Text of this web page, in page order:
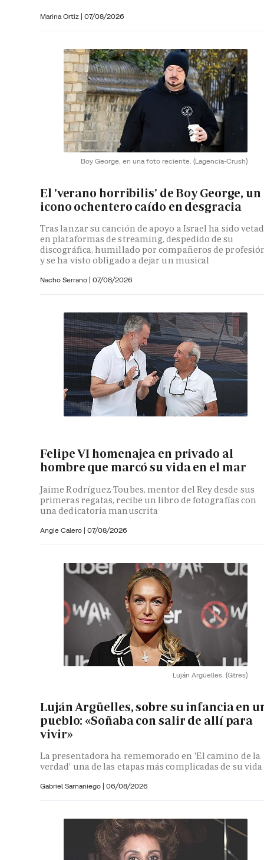
Marina Ortiz | 07/08/2026
Boy George, en una foto reciente. (Lagencia-Crush)
El 'verano horribilis' de Boy George, un
icono ochentero caído en desgracia
Tras lanzar su canción de apoyo a Israel ha sido
en plataformas de streaming, despedido de su
discográfica, humillado por compañeros de
y se ha visto obligado a dejar un musical
Nacho Serrano | 07/08/2026
Felipe VI homenajea en privado al
hombre que marcó su vida en el mar
Jaime Rodríguez-Toubes, mentor del Rey desde sus
primeras regatas, recibe un libro de fotografías con
una dedicatoria manuscrita
Angie Calero | 07/08/2026
Luján Argüelles. (Gtres)
Luján Argüelles, sobre su infancia en
pueblo: «Soñaba con salir de allí para
vivir»
La presentadora ha rememorado en 'El camino de la
verdad' una de las etapas más complicadas de su vida
Gabriel Samaniego | 06/08/2026